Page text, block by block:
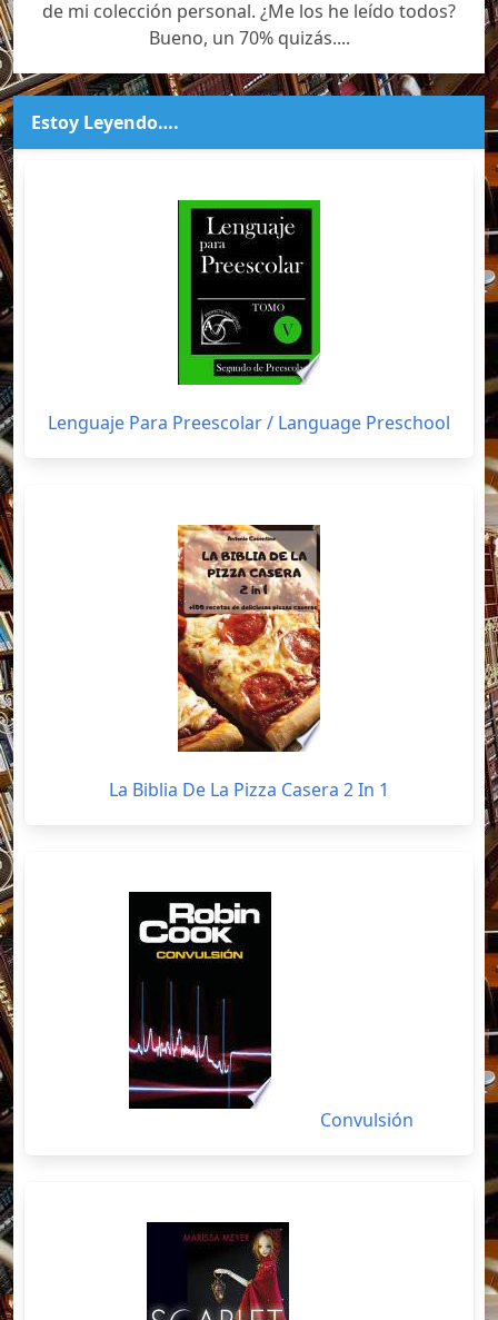
de mi colección personal. ¿Me los he leído todos?
Bueno, un 70% quizás....
Estoy Leyendo….
Lenguaje Para Preescolar / Language Preschool
La Biblia De La Pizza Casera 2 In 1
Convulsión